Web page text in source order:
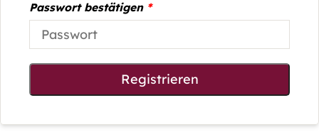
Passwort bestätigen *
Registrieren